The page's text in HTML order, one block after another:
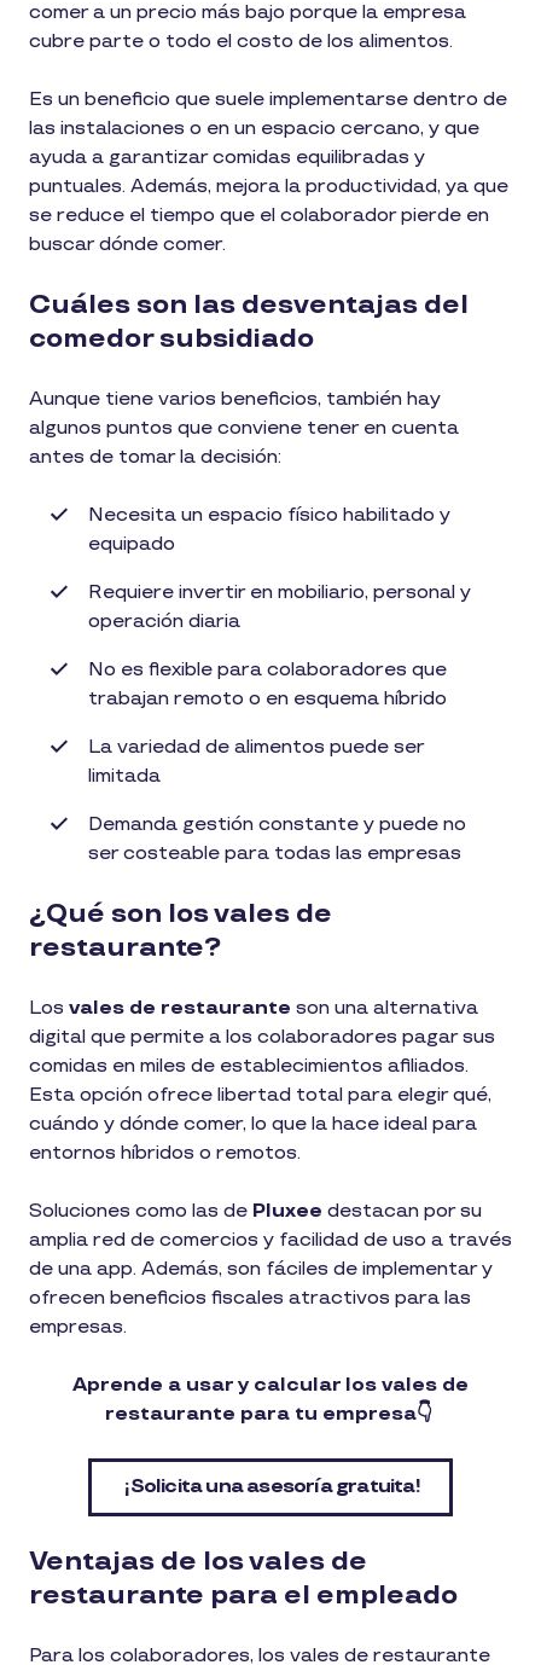
comer a un precio más bajo porque la empresa
cubre parte o todo el costo de los alimentos.
Es un beneficio que suele implementarse dentro de
las instalaciones o en un espacio cercano, y que
ayuda a garantizar comidas equilibradas y
puntuales. Además, mejora la productividad, ya que
se reduce el tiempo que el colaborador pierde en
buscar dónde comer.
Cuáles son las desventajas del
comedor subsidiado
Aunque tiene varios beneficios, también hay
algunos puntos que conviene tener en cuenta
antes de tomar la decisión:
Necesita un espacio físico habilitado y
equipado
Requiere invertir en mobiliario, personal y
operación diaria
No es flexible para colaboradores que
trabajan remoto o en esquema híbrido
La variedad de alimentos puede ser
limitada
Demanda gestión constante y puede no
ser costeable para todas las empresas
¿Qué son los vales de
restaurante?
Los vales de restaurante son una alternativa
digital que permite a los colaboradores pagar sus
comidas en miles de establecimientos afiliados.
Esta opción ofrece libertad total para elegir qué,
cuándo y dónde comer, lo que la hace ideal para
entornos híbridos o remotos.
Soluciones como las de Pluxee destacan por su
amplia red de comercios y facilidad de uso a través
de una app. Además, son fáciles de implementar y
ofrecen beneficios fiscales atractivos para las
empresas.
Aprende a usar y calcular los vales de
restaurante para tu empresa👇
¡Solicita una asesoría gratuita!
Ventajas de los vales de
restaurante para el empleado
Para los colaboradores, los vales de restaurante